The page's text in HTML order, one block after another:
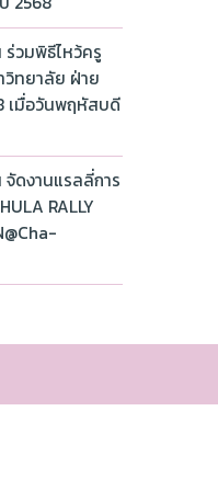
ร่วมพิธีไหว้ครู
วิทยาลัย ฝ่าย
เมื่อวันพฤหัสบดี
ดงานแรลลี่การ
RALLY